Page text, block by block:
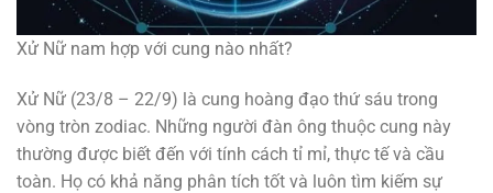
Xử Nữ nam hợp với cung nào nhất?
Xử Nữ (23/8 – 22/9) là cung hoàng đạo thứ sáu trong
vòng tròn zodiac. Những người đàn ông thuộc cung này
thường được biết đến với tính cách tỉ mỉ, thực tế và cầu
toàn. Họ có khả năng phân tích tốt và luôn tìm kiếm sự